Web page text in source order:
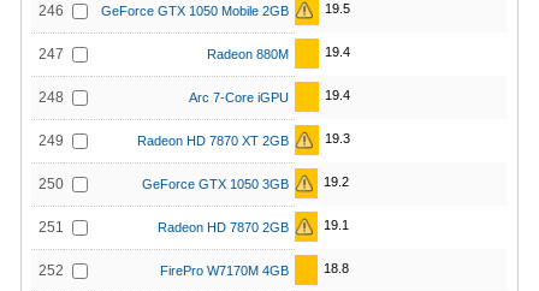
246 GeForce GTX 1050 Mobile 2GB 19.5
247 Radeon 880M 19.4
248 Arc 7-Core iGPU 19.4
249 Radeon HD 7870 XT 2GB 19.3
250 GeForce GTX 1050 3GB 19.2
251 Radeon HD 7870 2GB 19.1
252 FirePro W7170M 4GB 18.8